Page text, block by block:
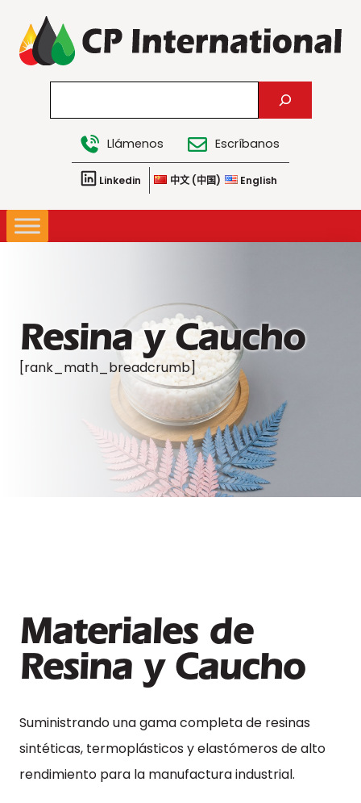
contenido
Llámenos Escríbanos
Linkedin 中文 (中国) English
Resina y Caucho
[rank_math_breadcrumb]
Materiales de
Resina y Caucho
Suministrando una gama completa de resinas
sintéticas, termoplásticos y elastómeros de alto
rendimiento para la manufactura industrial.